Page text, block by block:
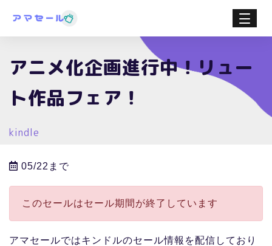
アニメ化企画進行中！リュー
ト作品フェア！
kindle
05/22まで
このセールはセール期間が終了しています
アマセールではキンドルのセール情報を配信しており